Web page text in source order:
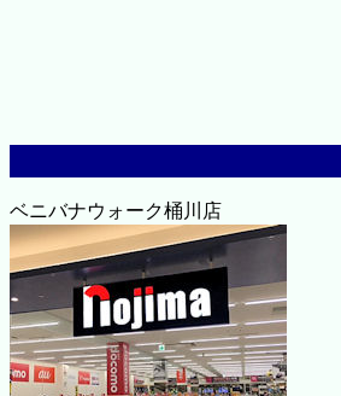
ベニバナウォーク桶川店